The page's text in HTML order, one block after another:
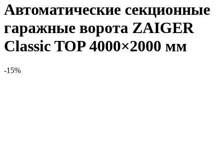
Автоматические секционные
гаражные ворота ZAIGER
Classic TOP 4000×2000 мм
-15%